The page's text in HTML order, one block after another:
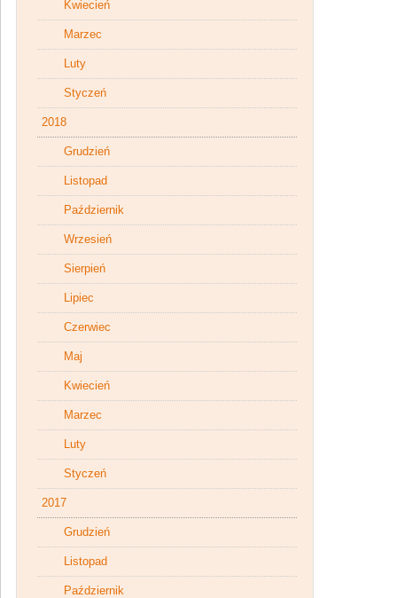
Kwiecień
Marzec
Luty
Styczeń
2018
Grudzień
Listopad
Październik
Wrzesień
Sierpień
Lipiec
Czerwiec
Maj
Kwiecień
Marzec
Luty
Styczeń
2017
Grudzień
Listopad
Październik